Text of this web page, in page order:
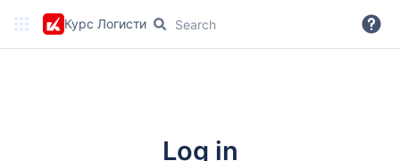
Курс Логистика Wiki
Log in